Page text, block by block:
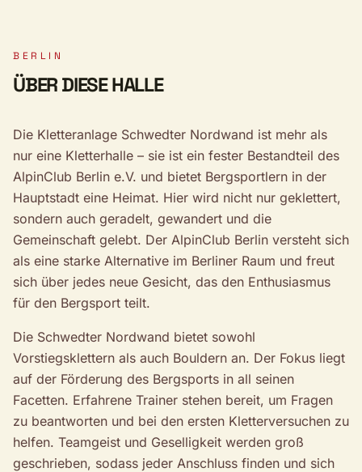
BERLIN
ÜBER DIESE HALLE
Die Kletteranlage Schwedter Nordwand ist mehr als
nur eine Kletterhalle – sie ist ein fester Bestandteil des
AlpinClub Berlin e.V. und bietet Bergsportlern in der
Hauptstadt eine Heimat. Hier wird nicht nur geklettert,
sondern auch geradelt, gewandert und die
Gemeinschaft gelebt. Der AlpinClub Berlin versteht sich
als eine starke Alternative im Berliner Raum und freut
sich über jedes neue Gesicht, das den Enthusiasmus
für den Bergsport teilt.
Die Schwedter Nordwand bietet sowohl
Vorstiegsklettern als auch Bouldern an. Der Fokus liegt
auf der Förderung des Bergsports in all seinen
Facetten. Erfahrene Trainer stehen bereit, um Fragen
zu beantworten und bei den ersten Kletterversuchen zu
helfen. Teamgeist und Geselligkeit werden groß
geschrieben, sodass jeder Anschluss finden und sich